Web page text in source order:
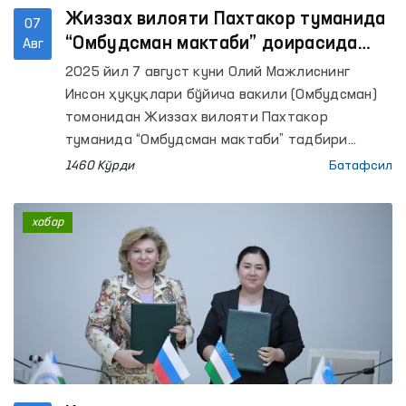
07
Авг
Жиззах вилояти Пахтакор туманида
“Омбудсман мактаби” доирасида
фуқаролар билан очиқ мулоқот
ташкил этилди
2025 йил 7 август куни Олий Мажлиснинг
Инсон ҳуқуқлари бўйича вакили (Омбудсман)
томонидан Жиззах вилояти Пахтакор
туманида “Омбудсман мактаби” тадбири
ташкил этилди. Мазкур тадбир доирасида
“Сувонобод”, “Тошкент”, “Боғишамол”, “Нурли
Пангат”, “Дилором”, “Оқ булоқ”, “Ғалаба” ва
“Олтинкўл” маҳаллаларида яшовчи 120 нафар
фуқаро қамраб олинди.
1460 Кўрди Батафсил
хабар